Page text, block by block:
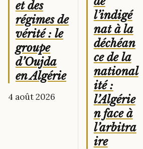
et des
régimes de
vérité : le
groupe
d’Oujda
en Algérie
4 août 2026
l’indigé
nat à la
déchéan
ce de la
national
ité :
l’Algérie
n face à
l’arbitra
ire